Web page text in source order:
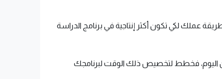
عملك لكي تكون أكثر إنتاجية في برنامج الدراسة
اليوم، فخطط لتخصيص ذلك الوقت لبرنامجك